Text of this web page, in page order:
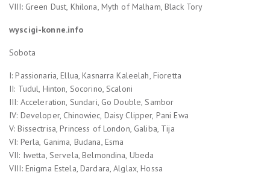
VIII: Green Dust, Khilona, Myth of Malham, Black Tory
wyscigi-konne.info
Sobota
I: Passionaria, Ellua, Kasnarra Kaleelah, Fioretta
II: Tudul, Hinton, Socorino, Scaloni
III: Acceleration, Sundari, Go Double, Sambor
IV: Developer, Chinowiec, Daisy Clipper, Pani Ewa
V: Bissectrisa, Princess of London, Galiba, Tija
VI: Perla, Ganima, Budana, Esma
VII: Iwetta, Servela, Belmondina, Ubeda
VIII: Enigma Estela, Dardara, Alglax, Hossa